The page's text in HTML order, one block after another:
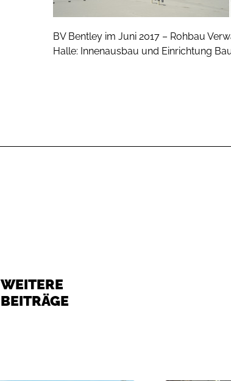
BV Bentley im Juni 2017 – Rohbau
Halle: Innenausbau und Einrichtung
WEITERE
BEITRÄGE